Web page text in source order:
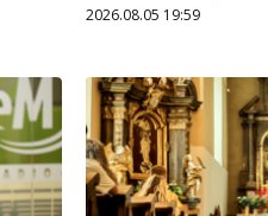
2026.08.05 19:59